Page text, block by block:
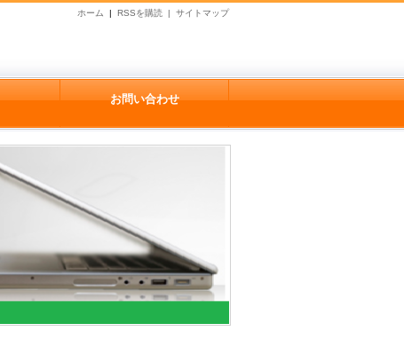
サイトマップ
RSSを購読 |
ホーム |
お問い合わせ